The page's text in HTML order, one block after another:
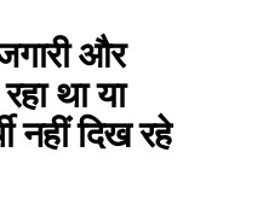
और
था या
नहीं दिख रहे